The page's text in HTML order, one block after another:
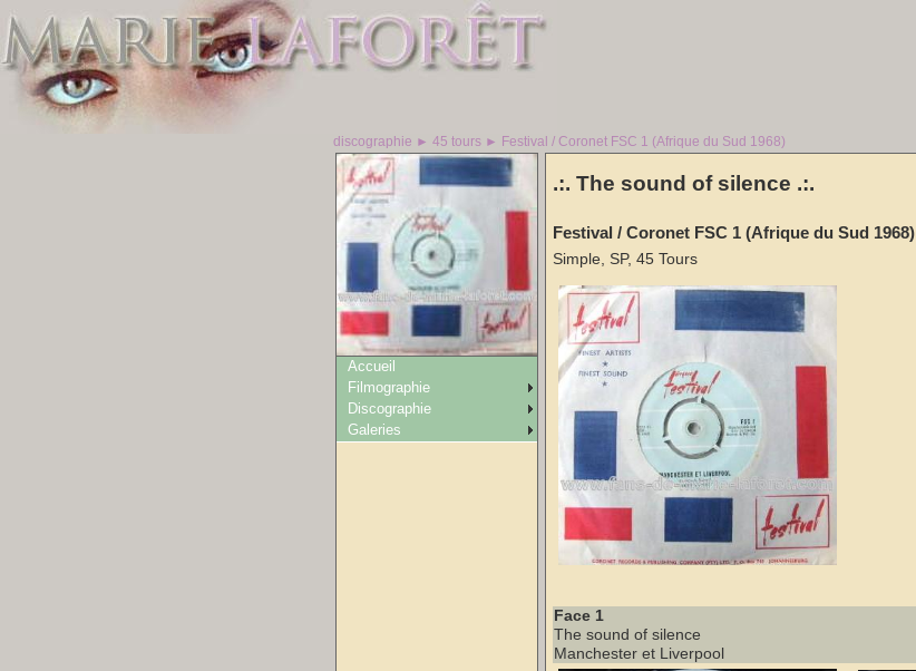
discographie ► 45 tours ► Festival / Coronet FSC 1 (Afrique du Sud 1968)
.:. The sound of silence .:.
Festival / Coronet FSC 1 (Afrique du Sud 1968)
Simple, SP, 45 Tours
Face 1
The sound of silence
Manchester et Liverpool
Accueil
Filmographie
Discographie
Galeries